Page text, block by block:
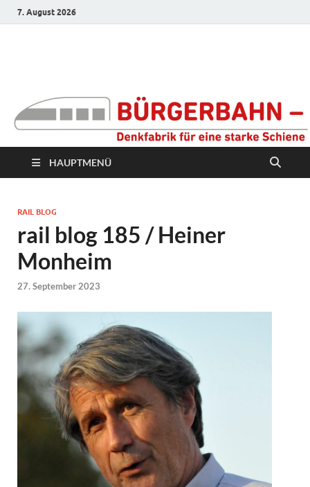
7. August 2026
Denkfabrik für eine
starke Schiene
HAUPTMENÜ
RAIL BLOG
rail blog 185 / Heiner
Monheim
27. September 2023